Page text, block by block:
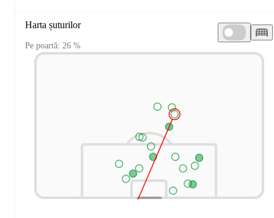
Harta șuturilor
Pe poartă: 26 %